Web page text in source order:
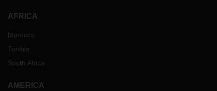
AFRICA
Morocco
Tunisia
South Africa
AMERICA